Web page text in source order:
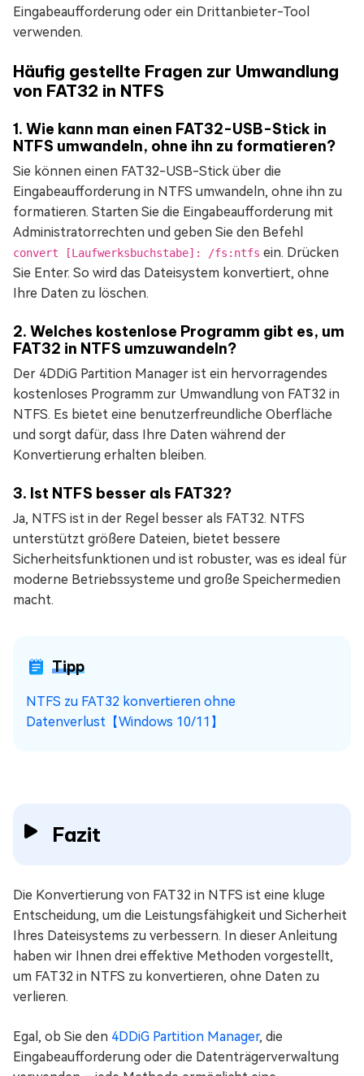
Eingabeaufforderung oder ein Drittanbieter-Tool
verwenden.
Häufig gestellte Fragen zur Umwandlung
von FAT32 in NTFS
1. Wie kann man einen FAT32-USB-Stick in
NTFS umwandeln, ohne ihn zu formatieren?
Sie können einen FAT32-USB-Stick über die
Eingabeaufforderung in NTFS umwandeln, ohne ihn zu
formatieren. Starten Sie die Eingabeaufforderung mit
Administratorrechten und geben Sie den Befehl
convert [Laufwerksbuchstabe]: /fs:ntfs ein. Drücken
Sie Enter. So wird das Dateisystem konvertiert, ohne
Ihre Daten zu löschen.
2. Welches kostenlose Programm gibt es, um
FAT32 in NTFS umzuwandeln?
Der 4DDiG Partition Manager ist ein hervorragendes
kostenloses Programm zur Umwandlung von FAT32 in
NTFS. Es bietet eine benutzerfreundliche Oberfläche
und sorgt dafür, dass Ihre Daten während der
Konvertierung erhalten bleiben.
3. Ist NTFS besser als FAT32?
Ja, NTFS ist in der Regel besser als FAT32. NTFS
unterstützt größere Dateien, bietet bessere
Sicherheitsfunktionen und ist robuster, was es ideal für
moderne Betriebssysteme und große Speichermedien
macht.
Tipp
NTFS zu FAT32 konvertieren ohne
Datenverlust【Windows 10/11】
Fazit
Die Konvertierung von FAT32 in NTFS ist eine kluge
Entscheidung, um die Leistungsfähigkeit und Sicherheit
Ihres Dateisystems zu verbessern. In dieser Anleitung
haben wir Ihnen drei effektive Methoden vorgestellt,
um FAT32 in NTFS zu konvertieren, ohne Daten zu
verlieren.
Egal, ob Sie den 4DDiG Partition Manager, die
Eingabeaufforderung oder die Datenträgerverwaltung